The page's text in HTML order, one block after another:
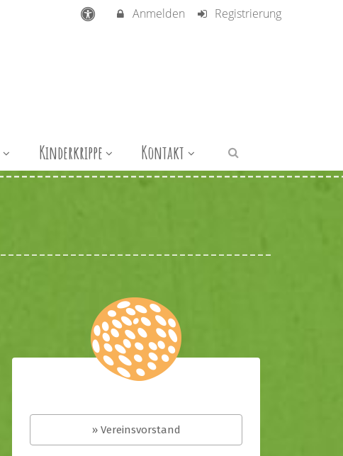
Anmelden Registrierung
Kinderkrippe Kontakt
» Vereinsvorstand